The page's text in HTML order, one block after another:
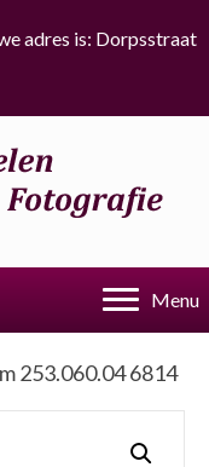
adres is: Dorpsstraat
Menu
253.060.04 6814